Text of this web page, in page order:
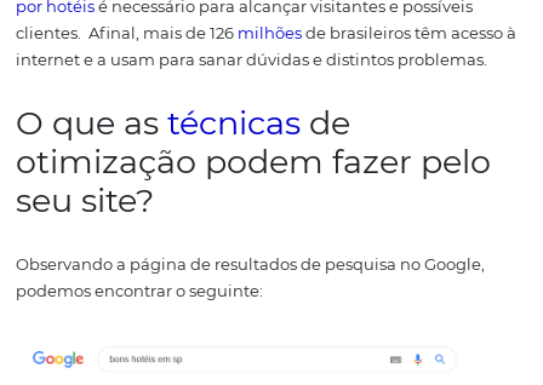
posições nas pesquisas? Isso ocorre porque os sites estão
otimizados com técnicas de SEO.
O SEO para hotéis são
turística para que ele apareça nas primeiras posições
pesquisas no Google ou no Yahoo, entre outros. Para se
segundo ogs.statcounter.com , que avalia o domínio de
de busca no mundo, o Google é o local principal de
claro que aparecer nos sites de busca no momento da
por hotéisé necessário para alcançar visitantes e
internet e a usam para sanar dúvidas e distintos